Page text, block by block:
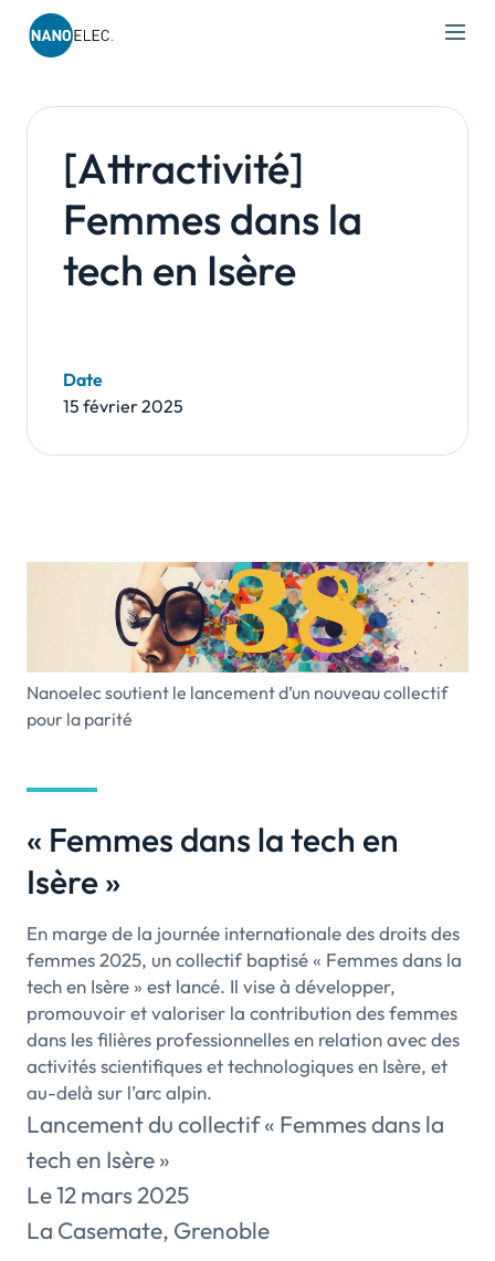
[Attractivité]
Femmes dans la
tech en Isère
Date
15 février 2025
Nanoelec soutient le lancement d’un nouveau collectif
pour la parité
« Femmes dans la tech en
Isère »
En marge de la journée internationale des droits des
femmes 2025, un collectif baptisé « Femmes dans la
tech en Isère » est lancé. Il vise à développer,
promouvoir et valoriser la contribution des femmes
dans les filières professionnelles en relation avec des
activités scientifiques et technologiques en Isère, et
au-delà sur l’arc alpin.
Lancement du collectif « Femmes dans la
tech en Isère »
Le 12 mars 2025
La Casemate, Grenoble